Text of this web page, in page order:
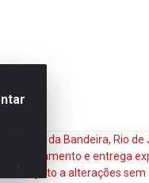
- Praça da Bandeira, Rio
de pagamento e entrega
sujeito a alterações sem